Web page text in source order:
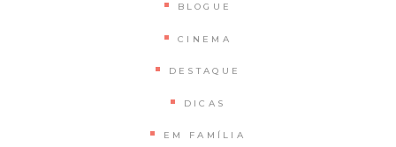
BLOGUE
CINEMA
DESTAQUE
DICAS
EM FAMÍLIA